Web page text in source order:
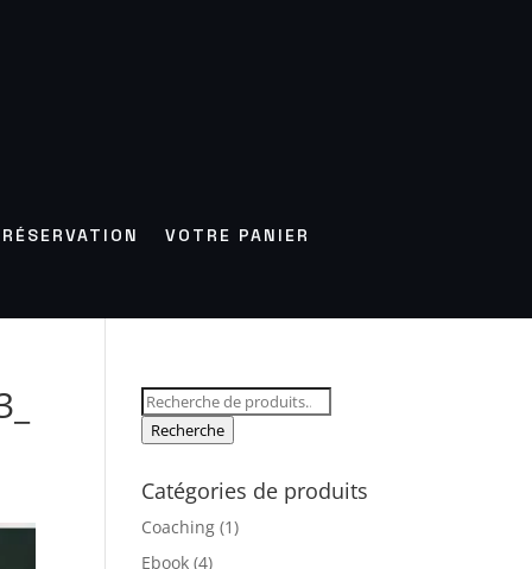
RÉSERVATION VOTRE PANIER
Recherche
pour :
Recherche
Catégories de produits
Coaching (1)
Ebook (4)